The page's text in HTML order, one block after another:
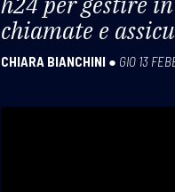
chiamate e
CHIARA BIANCHINI ● GIO 13